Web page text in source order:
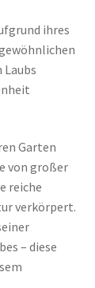
ihres
Garten
von großer
reiche
verkörpert.
– diese